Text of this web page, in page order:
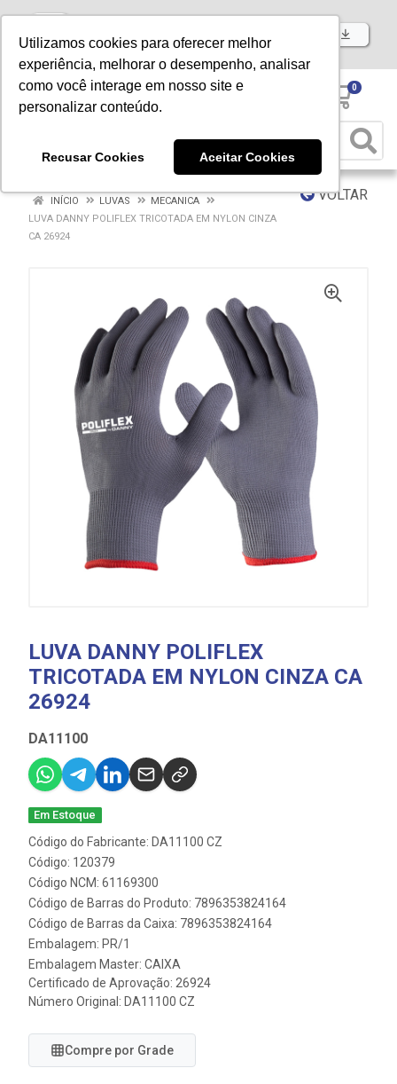
Utilizamos cookies para oferecer melhor
experiência, melhorar o desempenho, analisar
como você interage em nosso site e
personalizar conteúdo.
Recusar Cookies Aceitar Cookies
Baixe já nosso APP
0
VOLTAR
INÍCIO LUVAS
MECANICA
LUVA DANNY POLIFLEX TRICOTADA EM NYLON CINZA
CA 26924
LUVA DANNY POLIFLEX
TRICOTADA EM NYLON CINZA CA
26924
DA11100
Em Estoque
Código do Fabricante: DA11100 CZ
Código: 120379
Código NCM: 61169300
Código de Barras do Produto: 7896353824164
Código de Barras da Caixa: 7896353824164
Embalagem: PR/1
Embalagem Master: CAIXA
Certificado de Aprovação: 26924
Número Original: DA11100 CZ
Compre por Grade